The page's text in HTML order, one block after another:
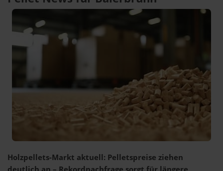
Holzpellets-Markt aktuell: Pelletspreise ziehen